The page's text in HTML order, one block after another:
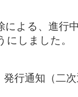
による、進行
にしました。
行通知（二